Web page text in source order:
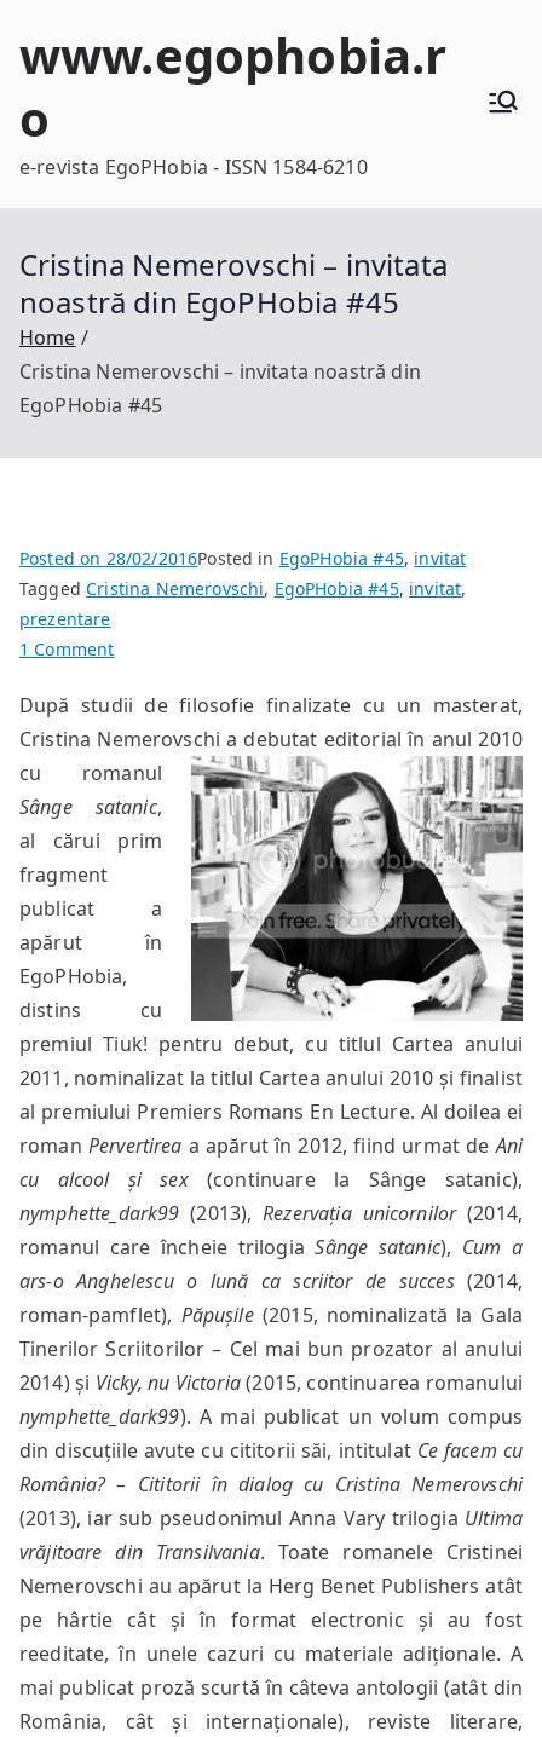
www.egophobia.r
o
e-revista EgoPHobia - ISSN 1584-6210
Cristina Nemerovschi – invitata
noastră din EgoPHobia #45
Home
Cristina Nemerovschi – invitata noastră din
EgoPHobia #45
Posted on 28/02/2016Posted in EgoPHobia #45, invitat
TaggedCristina Nemerovschi, EgoPHobia #45, invitat,
prezentare
1 Commenton
Nemerovschi
–
invitata
noastră
EgoPHobia
După studii de filosofie finalizate cu un masterat,
Cristina Nemerovschi a debutat editorial în anul 2010
cu romanul
Sânge satanic,
al cărui prim
fragment
publicat a
apărut în
EgoPHobia,
distins cu
premiul Tiuk! pentru debut, cu titlul Cartea anului
2011, nominalizat la titlul Cartea anului 2010 și finalist
al premiului Premiers Romans En Lecture. Al doilea ei
roman Pervertirea a apărut în 2012, fiind urmat deAni
cu alcool și sex(continuare la Sânge satanic),
nymphette_dark99 (2013),Rezervația unicornilor(2014,
romanul care încheie trilogiaSânge satanic), Cum a
ars-o Anghelescu o lună ca scriitor de succes(2014,
roman-pamflet), Păpușile(2015, nominalizată la Gala
Tinerilor Scriitorilor – Cel mai bun prozator al anului
2014) și Vicky, nu Victoria(2015, continuarea romanului
nymphette_dark99). A mai publicat un volum compus
din discuțiile avute cu cititorii săi, intitulat Ce facem cu
România? – Cititorii în dialog cu Cristina Nemerovschi
(2013), iar sub pseudonimul Anna Vary trilogia Ultima
vrăjitoare din Transilvania. Toate romanele Cristinei
Nemerovschi au apărut la Herg Benet Publishers atât
pe hârtie cât și în format electronic și au fost
reeditate, în unele cazuri cu materiale adiționale. A
mai publicat proză scurtă în câteva antologii (atât din
România, cât și internaționale), reviste literare,